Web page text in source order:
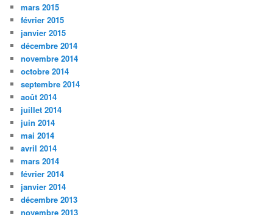
mars 2015
février 2015
janvier 2015
décembre 2014
novembre 2014
octobre 2014
septembre 2014
août 2014
juillet 2014
juin 2014
mai 2014
avril 2014
mars 2014
février 2014
janvier 2014
décembre 2013
novembre 2013